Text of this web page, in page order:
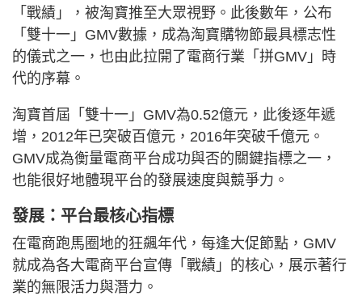
「戰績」，被淘寶推至大眾視野。此後數年，公布
「雙十一」GMV數據，成為淘寶購物節最具標志性
的儀式之一，也由此拉開了電商行業「拼GMV」時
代的序幕。
淘寶首屆「雙十一」GMV為0.52億元，此後逐年遞
增，2012年已突破百億元，2016年突破千億元。
GMV成為衡量電商平台成功與否的關鍵指標之一，
也能很好地體現平台的發展速度與競爭力。
發展：平台最核心指標
在電商跑馬圈地的狂飆年代，每逢大促節點，GMV
就成為各大電商平台宣傳「戰績」的核心，展示著行
業的無限活力與潛力。